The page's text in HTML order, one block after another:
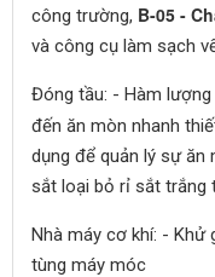
công trường, B-05 -
và công cụ làm sạch
Đóng tầu: - Hàm
đến ăn mòn nhanh
dụng để quản lý sự ăn
sắt loại bỏ rỉ sắt trắng
Nhà máy cơ khí: - Khử
tùng máy móc